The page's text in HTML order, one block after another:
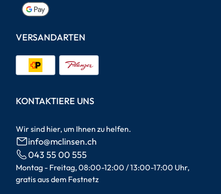
VERSANDARTEN
KONTAKTIERE UNS
Wir sind hier, um Ihnen zu helfen.
info@mclinsen.ch
043 55 00 555
Montag - Freitag, 08:00-12:00 / 13:00-17:00 Uhr,
gratis aus dem Festnetz